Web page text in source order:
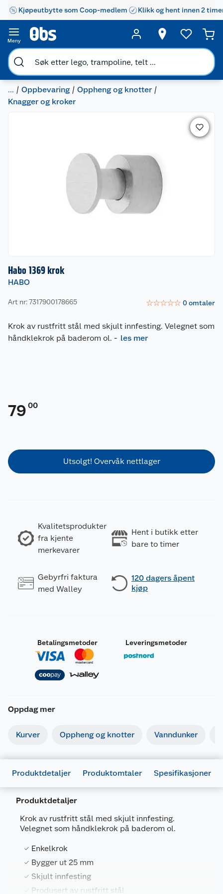
Kjøpeutbytte som Coop-medlem Klikk og hent innen 2
Meny
... Oppbevaring
Oppheng og knotter
Knagger og kroker
Habo 1369 krok
HABO
Art nr: 7317900178665 ☆☆☆☆☆ 0omtaler
Krok av rustfritt stål med skjult innfesting. Velegnet som
håndklekrok på baderom ol. - les mer
79 00
Utsolgt! Overvåk nettlager
Kvalitetsprodukter
fra kjente
merkevarer
Hent i butikk etter
bare to timer
Gebyrfri faktura
med Walley
120 dagers åpent
kjøp
Betalingsmetoder Leveringsmetoder
Oppdag mer
Kurver Oppheng og knotter Vanndunker
Produktdetaljer Produktomtaler Spesifikasjoner
Produktdetaljer
Krok av rustfritt stål med skjult innfesting.
Velegnet som håndklekrok på baderom ol.
Enkelkrok
Bygger ut 25 mm
Skjult innfesting
Produsert av rustfritt stål
Generelt
Artikkelnummer
Leverandørens artikkelnummer